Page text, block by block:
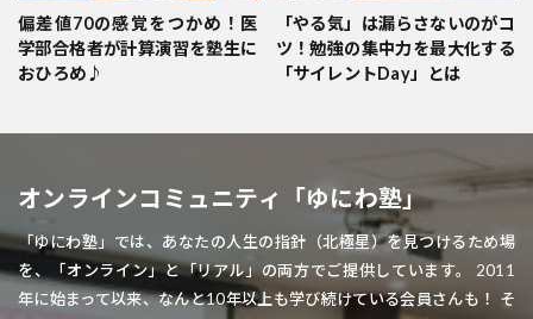
偏差値70の感覚をつかめ！医
学部合格者が計算演習を塾生に
おひろめ♪
「やる気」は漏らさないのがコ
ツ！勉強の集中力を最大化する
「サイレントDay」とは
オンラインコミュニティ「ゆにわ塾」
「ゆにわ塾」では、あなたの人生の指針（北極星）を見つけるため場
を、「オンライン」と「リアル」の両方でご提供しています。 2011
年に始まって以来、なんと10年以上も学び続けている会員さんも！ そ